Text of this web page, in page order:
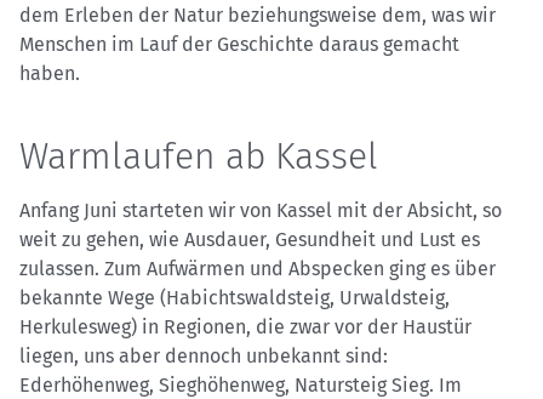
dem Erleben der Natur beziehungsweise dem, was wir
Menschen im Lauf der Geschichte daraus gemacht
haben.
Warmlaufen ab Kassel
Anfang Juni starteten wir von Kassel mit der Absicht, so
weit zu gehen, wie Ausdauer, Gesundheit und Lust es
zulassen. Zum Aufwärmen und Abspecken ging es über
bekannte Wege (Habichtswaldsteig, Urwaldsteig,
Herkulesweg) in Regionen, die zwar vor der Haustür
liegen, uns aber dennoch unbekannt sind:
Ederhöhenweg, Sieghöhenweg, Natursteig Sieg. Im